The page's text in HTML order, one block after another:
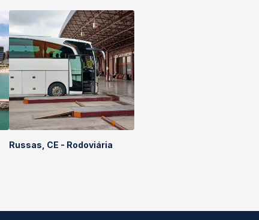
Russas, CE - Rodoviária